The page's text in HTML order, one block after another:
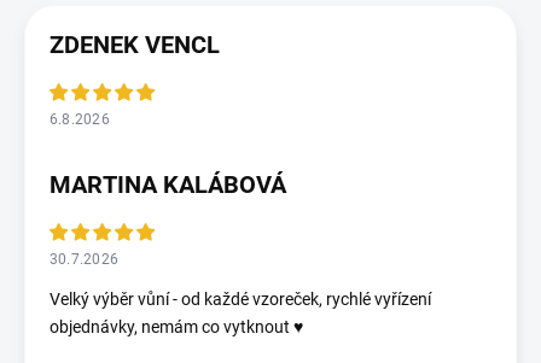
ZDENEK VENCL
6.8.2026
MARTINA KALÁBOVÁ
30.7.2026
Velký výběr vůní - od každé vzoreček, rychlé vyřízení
objednávky, nemám co vytknout ♥️